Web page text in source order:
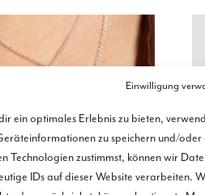
Einwilligung
ein optimales Erlebnis zu bieten,
zu speichern und/
Technologien zustimmst, können wir
IDs auf dieser Website verarbeiten.